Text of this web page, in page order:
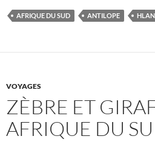
AFRIQUE DU SUD ANTILOPE
VOYAGES
ZÈBRE ET
AFRIQUE DU